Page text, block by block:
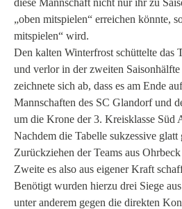
diese Mannschaft nicht nur ihr zu
„oben mitspielen“ erreichen könnte,
mitspielen“ wird.
Den kalten Winterfrost schüttelte das
und verlor in der zweiten
zeichnete sich ab, dass es am Ende
Mannschaften des SC Glandorf und
um die Krone der 3. Kreisklasse Süd
Nachdem die Tabelle sukzessive
Zurückziehen der Teams aus
Zweite es also aus eigener Kraft
Benötigt wurden hierzu drei Siege
unter anderem gegen die direkten